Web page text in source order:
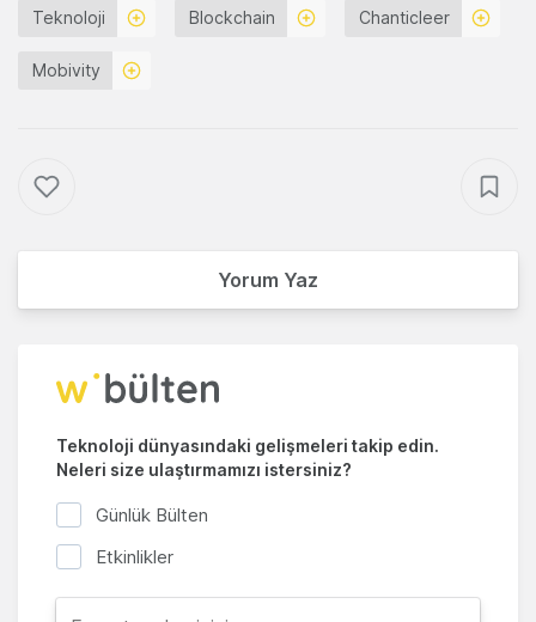
Teknoloji Blockchain Chanticleer
Mobivity
Yorum Yaz
Teknoloji dünyasındaki gelişmeleri takip edin.
Neleri size ulaştırmamızı istersiniz?
Günlük Bülten
Etkinlikler